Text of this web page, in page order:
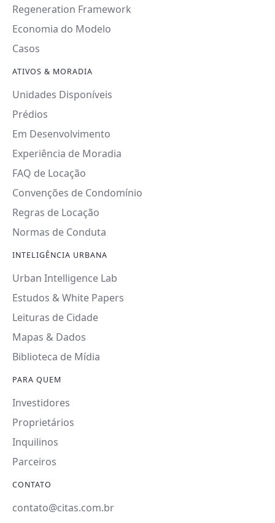
Regeneration Framework
Economia do Modelo
Casos
ATIVOS & MORADIA
Unidades Disponíveis
Prédios
Em Desenvolvimento
Experiência de Moradia
FAQ de Locação
Convenções de Condomínio
Regras de Locação
Normas de Conduta
INTELIGÊNCIA URBANA
Urban Intelligence Lab
Estudos & White Papers
Leituras de Cidade
Mapas & Dados
Biblioteca de Mídia
PARA QUEM
Investidores
Proprietários
Inquilinos
Parceiros
CONTATO
contato@citas.com.br